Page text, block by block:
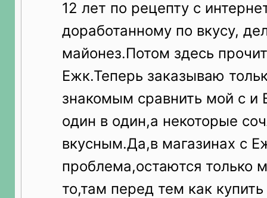
12 лет по рецепту с
доработанному по вкусу,
майонез.Потом здесь
Ежк.Теперь заказываю
знакомым сравнить мой с и
один в один,а некоторые
вкусным.Да,в магазинах с
проблема,остаются только
то,там перед тем как